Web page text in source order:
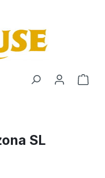
SL